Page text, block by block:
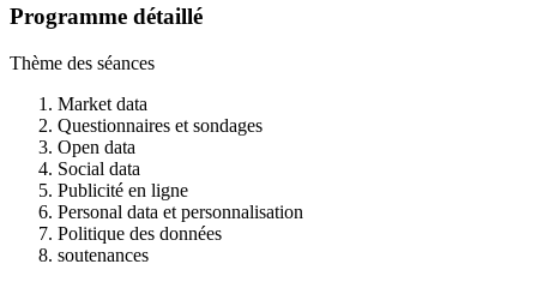
Programme détaillé
Thème des séances
Market data
Questionnaires et sondages
Open data
Social data
Publicité en ligne
Personal data et personnalisation
Politique des données
soutenances